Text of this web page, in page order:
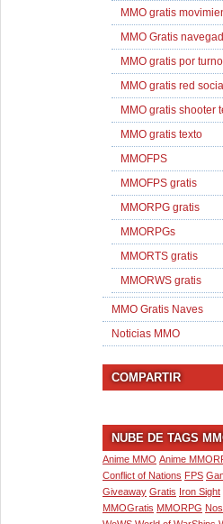
MMO gratis
MMO Gratis
MMO gratis por
MMO gratis red social
MMO gratis shooter
MMO gratis texto
MMOFPS
MMOFPS gratis
MMORPG gratis
MMORPGs
MMORTS gratis
MMORWS gratis
MMO Gratis Naves
Noticias MMO
COMPARTIR
NUBE DE TAGS
Anime MMO Anime
Conflict of Nations FPS
Giveaway Gratis Iron Sight
MMOGratis MMORPG